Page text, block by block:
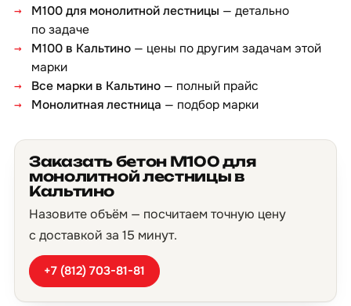
М100 для монолитной лестницы — детально
по задаче
М100 в Кальтино — цены по другим задачам этой
марки
Все марки в Кальтино — полный прайс
Монолитная лестница — подбор марки
Заказать бетон М100 для
монолитной лестницы в
Кальтино
Назовите объём — посчитаем точную цену
с доставкой за 15 минут.
+7 (812) 703-81-81